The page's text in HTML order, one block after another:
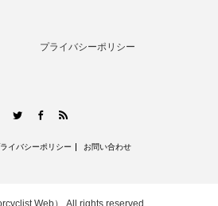
プライバシーポリシー
TwitterFacebook
イバシーポリシー お問い合わせ
Web） All rights reserved.